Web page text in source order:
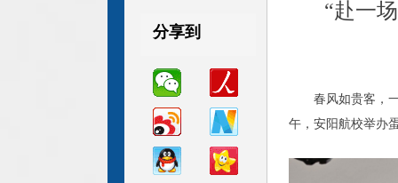
“赴一
春风如贵客，
午，安阳航校举办
分享到
分享到